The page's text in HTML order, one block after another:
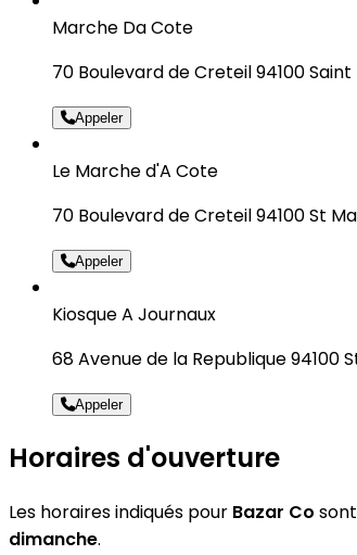
Marche Da Cote
70 Boulevard de Creteil 94100 Saint
Appeler
Le Marche d'A Cote
70 Boulevard de Creteil 94100 St
Appeler
Kiosque A Journaux
68 Avenue de la Republique 94100
Appeler
Horaires d'ouverture
Les horaires indiqués pour Bazar Co
dimanche.